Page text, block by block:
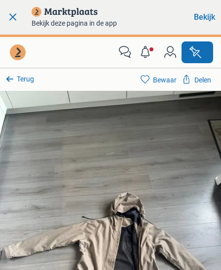
Bekijk deze pagina in de app
Bekijk
Terug Bewaar Delen